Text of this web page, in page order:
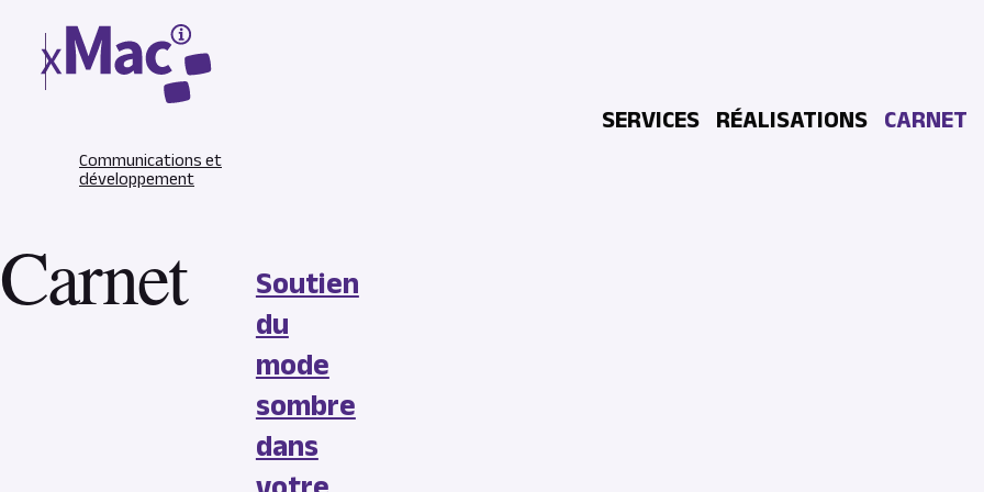
Communications et
développement
SERVICES RÉALISATIONS CARNET
Carnet
Soutien
du
mode
sombre
dans